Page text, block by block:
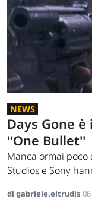
NEWS
Days Gone
''One Bullet''
Manca ormai
Studios e Sony
di gabriele.eltrudis